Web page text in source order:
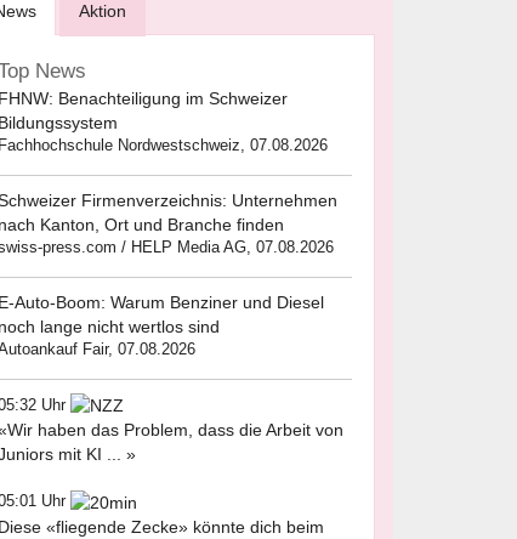
Aktion
News
FHNW: Benachteiligung im Schweizer
Bildungssystem
Fachhochschule Nordwestschweiz, 07.08.2026
Firmenverzeichnis: Unternehmen
nach Kanton, Ort und Branche finden
press.com / HELP Media AG, 07.08.2026
E-Auto-Boom: Warum Benziner und Diesel
noch lange nicht wertlos sind
Fair, 07.08.2026
Uhr
haben das Problem, dass die Arbeit von
mit KI ... »
Uhr
Diese «fliegende Zecke» könnte dich beim